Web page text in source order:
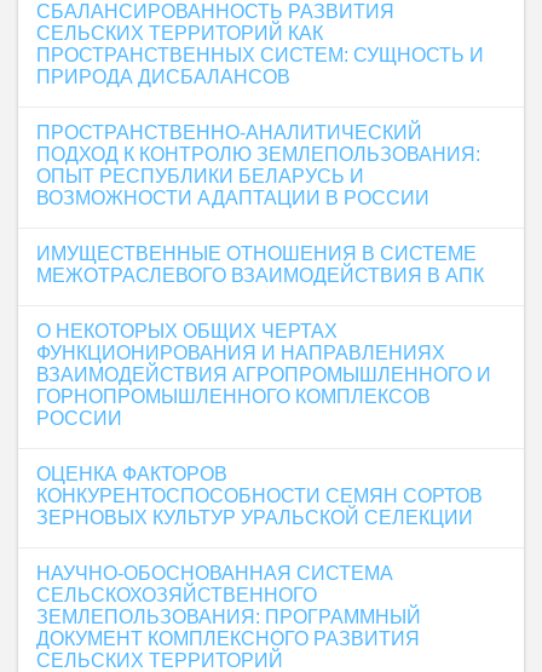
СБАЛАНСИРОВАННОСТЬ РАЗВИТИЯ
СЕЛЬСКИХ ТЕРРИТОРИЙ КАК
ПРОСТРАНСТВЕННЫХ СИСТЕМ: СУЩНОСТЬ И
ПРИРОДА ДИСБАЛАНСОВ
ПРОСТРАНСТВЕННО-АНАЛИТИЧЕСКИЙ
ПОДХОД К КОНТРОЛЮ ЗЕМЛЕПОЛЬЗОВАНИЯ:
ОПЫТ РЕСПУБЛИКИ БЕЛАРУСЬ И
ВОЗМОЖНОСТИ АДАПТАЦИИ В РОССИИ
ИМУЩЕСТВЕННЫЕ ОТНОШЕНИЯ В СИСТЕМЕ
МЕЖОТРАСЛЕВОГО ВЗАИМОДЕЙСТВИЯ В АПК
О НЕКОТОРЫХ ОБЩИХ ЧЕРТАХ
ФУНКЦИОНИРОВАНИЯ И НАПРАВЛЕНИЯХ
ВЗАИМОДЕЙСТВИЯ АГРОПРОМЫШЛЕННОГО И
ГОРНОПРОМЫШЛЕННОГО КОМПЛЕКСОВ
РОССИИ
ОЦЕНКА ФАКТОРОВ
КОНКУРЕНТОСПОСОБНОСТИ СЕМЯН СОРТОВ
ЗЕРНОВЫХ КУЛЬТУР УРАЛЬСКОЙ СЕЛЕКЦИИ
НАУЧНО-ОБОСНОВАННАЯ СИСТЕМА
СЕЛЬСКОХОЗЯЙСТВЕННОГО
ЗЕМЛЕПОЛЬЗОВАНИЯ: ПРОГРАММНЫЙ
ДОКУМЕНТ КОМПЛЕКСНОГО РАЗВИТИЯ
СЕЛЬСКИХ ТЕРРИТОРИЙ